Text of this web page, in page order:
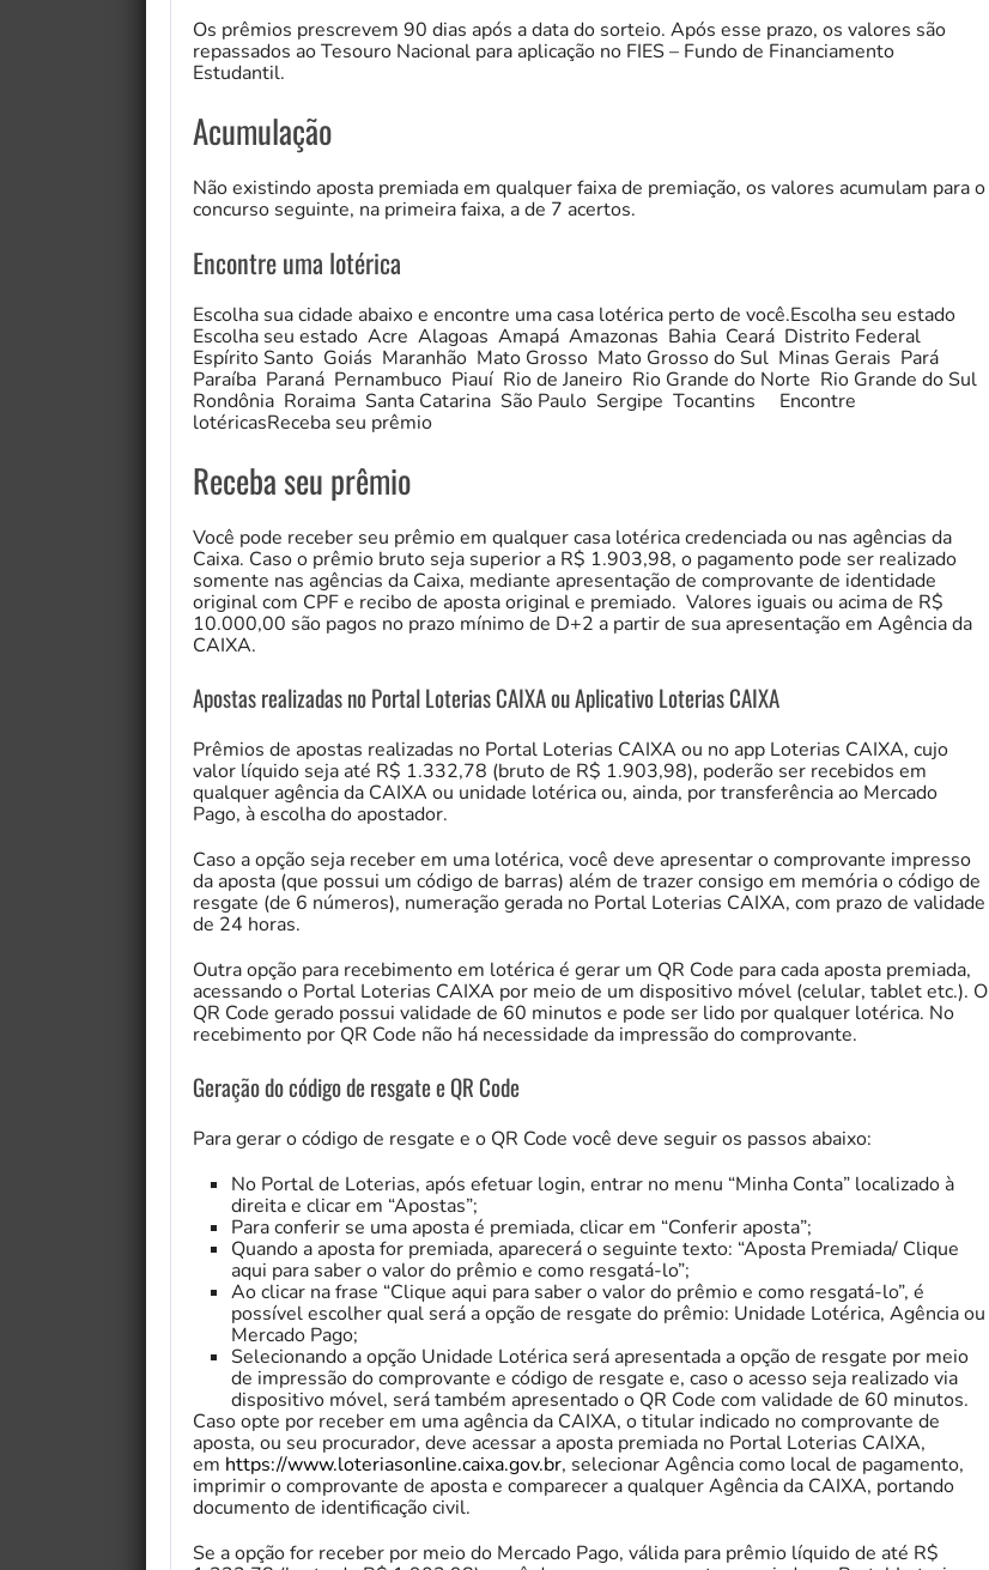
Os prêmios prescrevem 90 dias após a data do sorteio. Após esse prazo, os valores são
repassados ao Tesouro Nacional para aplicação no FIES – Fundo de Financiamento
Estudantil.
Acumulação
Não existindo aposta premiada em qualquer faixa de premiação, os valores acumulam para o
concurso seguinte, na primeira faixa, a de 7 acertos.
Encontre uma lotérica
Escolha sua cidade abaixo e encontre uma casa lotérica perto de você.Escolha seu estado
Escolha seu estado Acre Alagoas Amapá Amazonas Bahia Ceará Distrito Federal
Espírito Santo Goiás Maranhão Mato Grosso Mato Grosso do Sul Minas Gerais Pará
Paraíba Paraná Pernambuco Piauí Rio de Janeiro Rio Grande do Norte Rio Grande do Sul
Rondônia Roraima Santa Catarina São Paulo Sergipe Tocantins Encontre
lotéricasReceba seu prêmio
Receba seu prêmio
Você pode receber seu prêmio em qualquer casa lotérica credenciada ou nas agências da
Caixa. Caso o prêmio bruto seja superior a R$ 1.903,98, o pagamento pode ser realizado
somente nas agências da Caixa, mediante apresentação de comprovante de identidade
original com CPF e recibo de aposta original e premiado. Valores iguais ou acima de R$
10.000,00 são pagos no prazo mínimo de D+2 a partir de sua apresentação em Agência da
CAIXA.
Apostas realizadas no Portal Loterias CAIXA ou Aplicativo Loterias CAIXA
Prêmios de apostas realizadas no Portal Loterias CAIXA ou no app Loterias CAIXA, cujo
valor líquido seja até R$ 1.332,78 (bruto de R$ 1.903,98), poderão ser recebidos em
qualquer agência da CAIXA ou unidade lotérica ou, ainda, por transferência ao Mercado
Pago, à escolha do apostador.
Caso a opção seja receber em uma lotérica, você deve apresentar o comprovante impresso
da aposta (que possui um código de barras) além de trazer consigo em memória o código de
resgate (de 6 números), numeração gerada no Portal Loterias CAIXA, com prazo de validade
de 24 horas.
Outra opção para recebimento em lotérica é gerar um QR Code para cada aposta premiada,
acessando o Portal Loterias CAIXA por meio de um dispositivo móvel (celular, tablet etc.). O
QR Code gerado possui validade de 60 minutos e pode ser lido por qualquer lotérica. No
recebimento por QR Code não há necessidade da impressão do comprovante.
Geração do código de resgate e QR Code
Para gerar o código de resgate e o QR Code você deve seguir os passos abaixo:
No Portal de Loterias, após efetuar login, entrar no menu “Minha Conta” localizado à
direita e clicar em “Apostas”;
Para conferir se uma aposta é premiada, clicar em “Conferir aposta”;
Quando a aposta for premiada, aparecerá o seguinte texto: “Aposta Premiada/ Clique
aqui para saber o valor do prêmio e como resgatá-lo”;
Ao clicar na frase “Clique aqui para saber o valor do prêmio e como resgatá-lo”, é
possível escolher qual será a opção de resgate do prêmio: Unidade Lotérica, Agência ou
Mercado Pago;
Selecionando a opção Unidade Lotérica será apresentada a opção de resgate por meio
de impressão do comprovante e código de resgate e, caso o acesso seja realizado via
dispositivo móvel, será também apresentado o QR Code com validade de 60 minutos.
Caso opte por receber em uma agência da CAIXA, o titular indicado no comprovante de
aposta, ou seu procurador, deve acessar a aposta premiada no Portal Loterias CAIXA,
em https://www.loteriasonline.caixa.gov.br, selecionar Agência como local de pagamento,
imprimir o comprovante de aposta e comparecer a qualquer Agência da CAIXA, portando
documento de identificação civil.
Se a opção for receber por meio do Mercado Pago, válida para prêmio líquido de até R$
My Fairytale Griffin
Jogos de Aventura